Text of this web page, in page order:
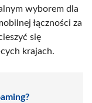
wyborem dla
łączności za
się
krajach.